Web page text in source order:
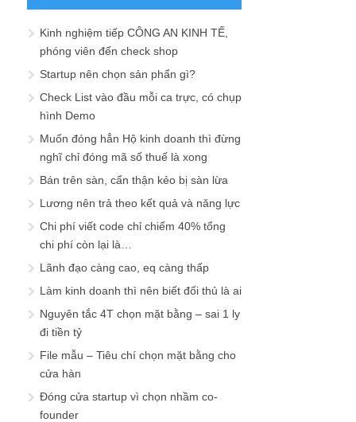
Kinh nghiệm tiếp CÔNG AN KINH TẾ,
phóng viên đến check shop
Startup nên chọn sản phẩn gì?
Check List vào đầu mỗi ca trực, có chụp
hình Demo
Muốn đóng hẳn Hộ kinh doanh thì đừng
nghĩ chỉ đóng mã số thuế là xong
Bán trên sàn, cẩn thận kẻo bị sàn lừa
Lương nên trả theo kết quả và năng lực
Chi phí viết code chỉ chiếm 40% tổng
chi phí còn lại là…
Lãnh đạo càng cao, eq càng thấp
Làm kinh doanh thì nên biết đối thủ là ai
Nguyên tắc 4T chọn mặt bằng – sai 1 ly
đi tiền tỷ
File mẫu – Tiêu chí chọn mặt bằng cho
cửa hàn
Đóng cửa startup vì chọn nhầm co-
founder